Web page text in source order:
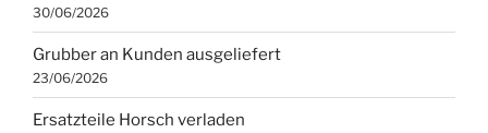
30/06/2026
Grubber an Kunden ausgeliefert
23/06/2026
Ersatzteile Horsch verladen